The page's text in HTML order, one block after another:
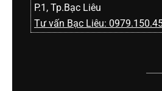
i
P.1, Tp.Bạc Liêu
Tư vấn Bạc Liêu: